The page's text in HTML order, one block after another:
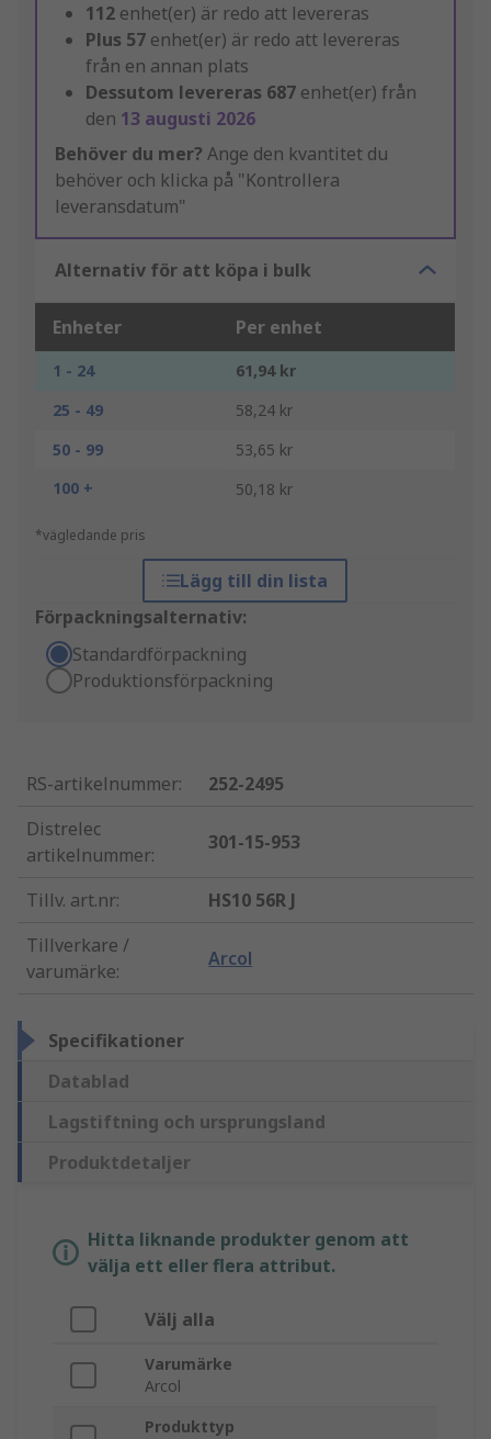
112 enhet(er) är redo att levereras
Plus 57 enhet(er) är redo att levereras
från en annan plats
Dessutom levereras 687 enhet(er) från
den 13 augusti 2026
Behöver du mer? Ange den kvantitet du
behöver och klicka på "Kontrollera
leveransdatum"
Alternativ för att köpa i bulk
Enheter Per enhet
1 - 24
61,94 kr
25 - 49
58,24 kr
50 - 99
53,65 kr
100 +
50,18 kr
*vägledande pris
Lägg till din lista
Förpackningsalternativ:
Standardförpackning
Produktionsförpackning
RS-artikelnummer:
252-2495
Distrelec
artikelnummer:
301-15-953
Tillv. art.nr:
HS10 56R J
Tillverkare /
varumärke:
Arcol
Specifikationer
Datablad
Lagstiftning och ursprungsland
Produktdetaljer
Hitta liknande produkter genom att
välja ett eller flera attribut.
Välj alla
Varumärke
Arcol
Produkttyp